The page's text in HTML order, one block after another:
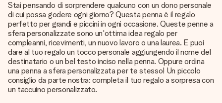
Stai pensando di sorprendere qualcuno con un dono personale
di cui possa godere ogni giorno? Questa penna è il regalo
perfetto per grandi e piccini in ogni occasione. Queste penne a
sfera personalizzate sono un'ottima idea regalo per
compleanni, ricevimenti, un nuovo lavoro o una laurea. E puoi
dare al tuo regalo un tocco personale aggiungendo il nome del
destinatario o un bel testo inciso nella penna. Oppure ordina
una penna a sfera personalizzata per te stesso! Un piccolo
consiglio da parte nostra: completa il tuo regalo a sorpresa con
un taccuino personalizzato.